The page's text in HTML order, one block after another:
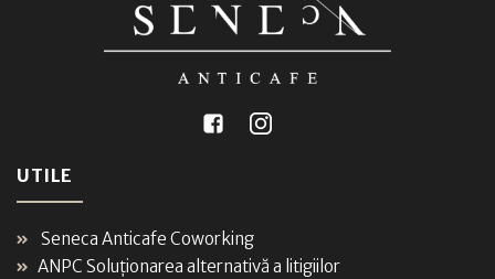
UTILE
Seneca Anticafe Coworking
ANPC Soluționarea alternativă a litigiilor